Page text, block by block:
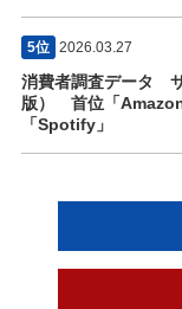
5位 2026.03.27
消費者調査データ
版） 首位「Amazon
「Spotify」